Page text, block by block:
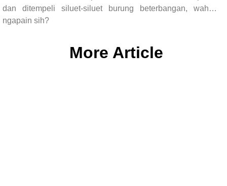
dan ditempeli siluet-siluet burung beterbangan, wah…
ngapain sih?
More Article